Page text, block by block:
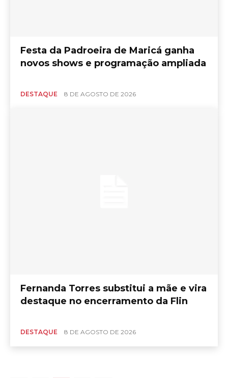
Festa da Padroeira de Maricá ganha
novos shows e programação ampliada
DESTAQUE 8 DE AGOSTO DE 2026
Fernanda Torres substitui a mãe e vira
destaque no encerramento da Flin
DESTAQUE 8 DE AGOSTO DE 2026